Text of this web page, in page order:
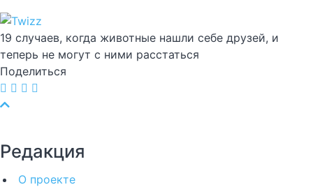
19 случаев, когда животные нашли себе друзей, и
теперь не могут с ними расстаться
Поделиться
Редакция
О проекте